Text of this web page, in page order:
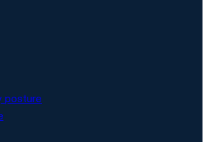
posture